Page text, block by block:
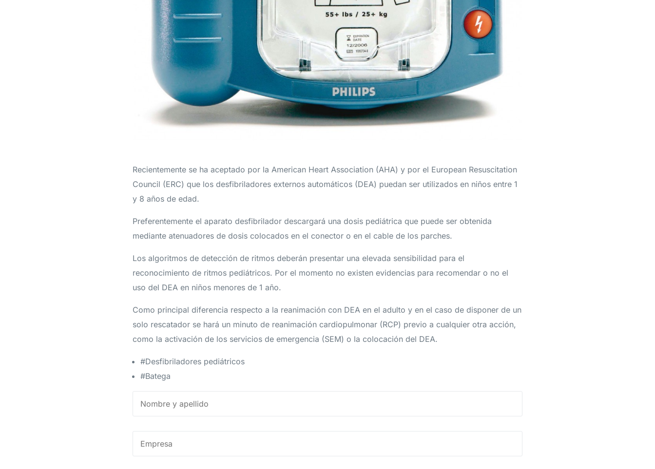
Recientemente se ha aceptado por la American Heart Association (AHA) y por el European Resuscitation
Council (ERC) que los desfibriladores externos automáticos (DEA) puedan ser utilizados en niños entre 1
y 8 años de edad.
Preferentemente el aparato desfibrilador descargará una dosis pediátrica que puede ser obtenida
mediante atenuadores de dosis colocados en el conector o en el cable de los parches.
Los algoritmos de detección de ritmos deberán presentar una elevada sensibilidad para el
reconocimiento de ritmos pediátricos. Por el momento no existen evidencias para recomendar o no el
uso del DEA en niños menores de 1 año.
Como principal diferencia respecto a la reanimación con DEA en el adulto y en el caso de disponer de un
solo rescatador se hará un minuto de reanimación cardiopulmonar (RCP) previo a cualquier otra acción,
como la activación de los servicios de emergencia (SEM) o la colocación del DEA.
#Desfibriladores pediátricos
#Batega